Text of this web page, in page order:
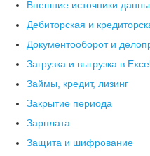
Внешние источники
Дебиторская и
Документооборот и
Загрузка и выгрузка в
Займы, кредит, лизинг
Закрытие периода
Зарплата
Защита и шифрование